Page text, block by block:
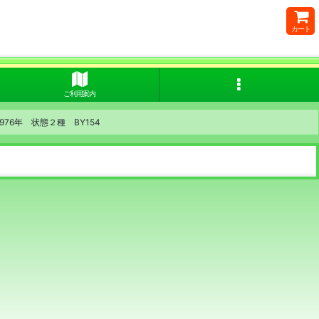
カート
ご利用案内
年 状態２種 BY154